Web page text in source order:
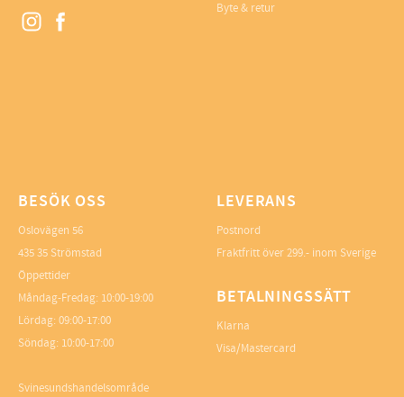
Byte & retur
BESÖK OSS
Oslovägen 56
435 35 Strömstad
Öppettider
Måndag-Fredag: 10:00-19:00
Lördag: 09:00-17:00
Söndag: 10:00-17:00
Svinesundshandelsområde
LEVERANS
Postnord
Fraktfritt över 299.- inom Sverige
BETALNINGSSÄTT
Klarna
Visa/Mastercard